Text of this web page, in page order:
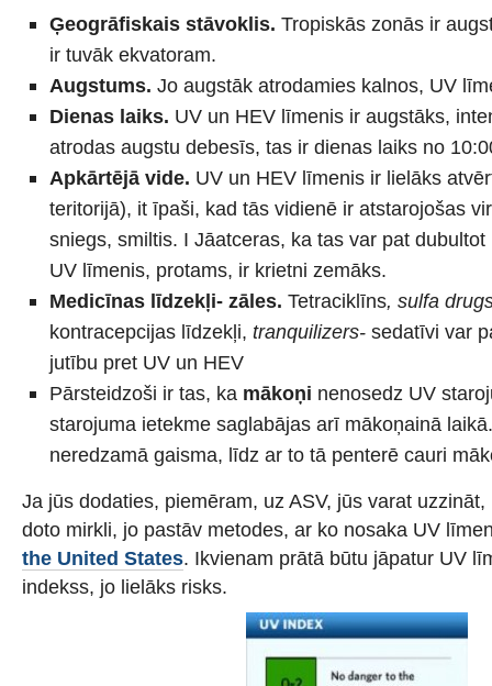
Ģeogrāfiskais stāvoklis. Tropiskās zonās ir
ir tuvāk ekvatoram.
Augstums. Jo augstāk atrodamies kalnos, UV
Dienas laiks. UV un HEV līmenis ir augstāks,
atrodas augstu debesīs, tas ir dienas laiks no
Apkārtējā vide. UV un HEV līmenis ir lielāks
teritorijā), it īpaši, kad tās vidienē ir atstarojošas
sniegs, smiltis. I Jāatceras, ka tas var pat
UV līmenis, protams, ir krietni zemāks.
Medicīnas līdzekļi- zāles. Tetraciklīns, sulfa
kontracepcijas līdzekļi, tranquilizers- sedatīvi var
jutību pret UV un HEV
Pārsteidzoši ir tas, ka mākoņi nenosedz UV
starojuma ietekme saglabājas arī mākoņainā
neredzamā gaisma, līdz ar to tā penterē cauri
Ja jūs dodaties, piemēram, uz ASV, jūs varat
doto mirkli, jo pastāv metodes, ar ko nosaka UV
the United States. Ikvienam prātā būtu jāpatur UV
indekss, jo lielāks risks.